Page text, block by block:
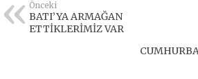
Önceki
BATI’YA ARMAĞAN
ETTİKLERİMİZ VAR